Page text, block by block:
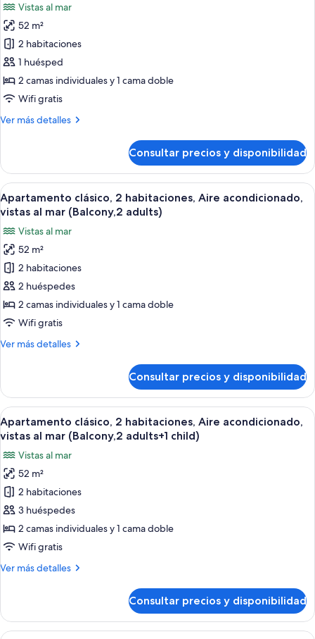
mar
(small
balcony)
fotos
de
Apartamento
clásico,
2
habitaciones,
acondicionado,
mar
(balcony,1
adult)
Vistas al mar
52 m²
2 habitaciones
1 huésped
2 camas individuales y 1 cama doble
Wifi gratis
Ver más detalles
Más
clásico,
habitaciones,
Aire
vistas
al
mar
(balcony,1
adult)
Consultar precios y disponibilidad
Abrir
todas
fotos
de
Apartamento
clásico,
2
habitaciones,
acondicionado,
mar
(Balcony,2
adults)
Caja fuerte, wifi gratis, ropa de cama
7
Apartamento clásico, 2 habitaciones, Aire acondicionado,
vistas al mar (Balcony,2 adults)
Vistas al mar
52 m²
2 habitaciones
2 huéspedes
2 camas individuales y 1 cama doble
Wifi gratis
Ver más detalles
Más
clásico,
habitaciones,
Aire
vistas
al
mar
(Balcony,2
adults)
Consultar precios y disponibilidad
Abrir
todas
fotos
de
Apartamento
clásico,
2
habitaciones,
acondicionado,
mar
Caja fuerte, wifi gratis, ropa de cama
7
Apartamento clásico, 2 habitaciones, Aire acondicionado,
vistas al mar (Balcony,2 adults+1 child)
Vistas al mar
52 m²
2 habitaciones
3 huéspedes
2 camas individuales y 1 cama doble
Wifi gratis
Ver más detalles
Más
clásico,
Consultar precios y disponibilidad
Caja fuerte, wifi gratis, ropa de cama